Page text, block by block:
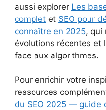
aussi explorer Les
complet et SEO pour
connaître en 2025, qui
évolutions récentes et
face aux algorithmes.
Pour enrichir votre
ressources
du SEO 2025 — guide